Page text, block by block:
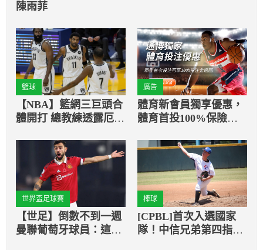
陳雨菲
籃球
【NBA】籃網三巨頭合
體開打 總教練透露厄文
廣告
體育新會員獨享優惠，
體育首投100%保險返
世界盃足球賽
【世足】倒數不到一週
曼聯葡萄牙球員：這屆
棒球
[CPBL]首次入選國家
隊！中信兄弟第四指名